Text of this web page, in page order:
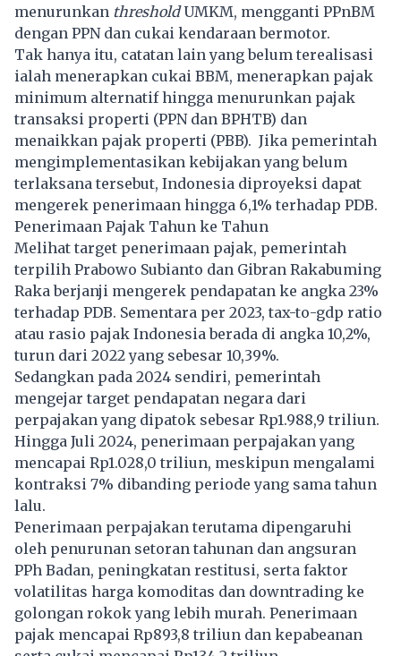
menurunkan thresholdUMKM, mengganti PPnBM
dengan PPN dan cukai kendaraan bermotor.
Tak hanya itu, catatan lain yang belum terealisasi
ialah menerapkan cukai BBM, menerapkan pajak
minimum alternatif hingga menurunkan pajak
transaksi properti (PPN dan BPHTB) dan
menaikkan pajak properti (PBB). Jika pemerintah
mengimplementasikan kebijakan yang belum
terlaksana tersebut, Indonesia diproyeksi dapat
mengerek penerimaan hingga 6,1% terhadap PDB.
Penerimaan Pajak Tahun ke Tahun
Melihat target penerimaan pajak, pemerintah
terpilih Prabowo Subianto dan Gibran Rakabuming
Raka berjanji mengerek pendapatan ke angka 23%
terhadap PDB. Sementara per 2023, tax-to-gdp ratio
atau rasio pajak Indonesia berada di angka 10,2%,
turun dari 2022 yang sebesar 10,39%.
Sedangkan pada 2024 sendiri, pemerintah
mengejar target pendapatan negara dari
perpajakan yang dipatok sebesar Rp1.988,9 triliun.
Hingga Juli 2024, penerimaan perpajakan yang
mencapai Rp1.028,0 triliun, meskipun mengalami
kontraksi 7% dibanding periode yang sama tahun
lalu.
Penerimaan perpajakan terutama dipengaruhi
oleh penurunan setoran tahunan dan angsuran
PPh Badan, peningkatan restitusi, serta faktor
volatilitas harga komoditas dan downtrading ke
golongan rokok yang lebih murah. Penerimaan
pajak mencapai Rp893,8 triliun dan kepabeanan